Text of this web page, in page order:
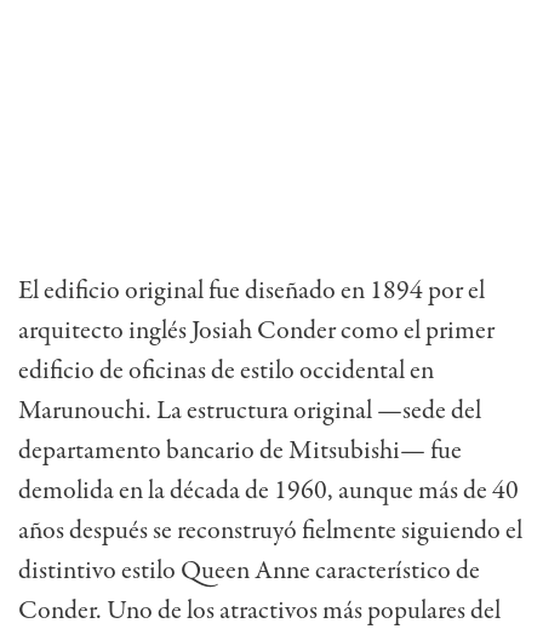
El edificio original fue diseñado en 1894 por el
arquitecto inglés Josiah Conder como el primer
edificio de oficinas de estilo occidental en
Marunouchi. La estructura original —sede del
departamento bancario de Mitsubishi— fue
demolida en la década de 1960, aunque más de 40
años después se reconstruyó fielmente siguiendo el
distintivo estilo Queen Anne característico de
Conder. Uno de los atractivos más populares del